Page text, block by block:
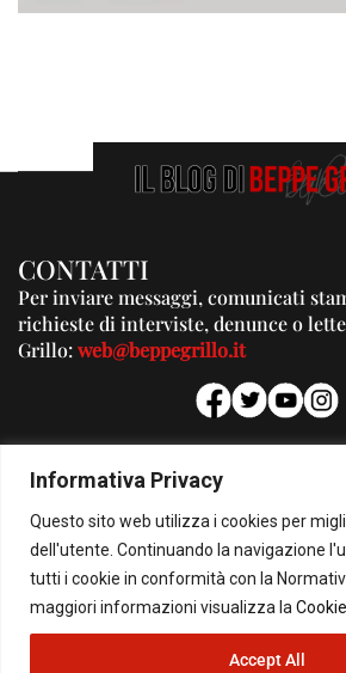
Informativa Privacy
Questo sito web utilizza i cookies per
dell'utente. Continuando la navigazione
tutti i cookie in conformità con la
maggiori informazioni visualizza la
Accept All
CONTATTI
Per inviare messaggi, comunicati
richieste di interviste, denunce o
Grillo:web@beppegrillo.it
Per la tua
© Copyright 2026 - Il Blog di Beppe Grillo. All